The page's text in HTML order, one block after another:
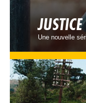
Une nouvelle